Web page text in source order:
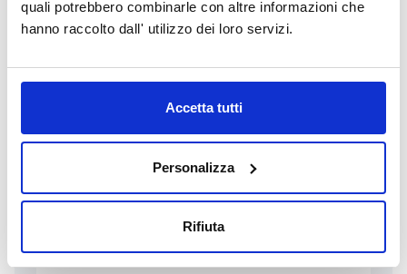
quali potrebbero combinarle con altre informazioni che
hanno raccolto dall' utilizzo dei loro servizi.
Accetta tutti
Personalizza
Rifiuta
20 Marzo 2026
Nuova cartografia catastale
Comune di Ospitaletto
Entrata in Conservazione della nuova
cartografia catastale a seguito di
componente delle strade pubbliche non
…